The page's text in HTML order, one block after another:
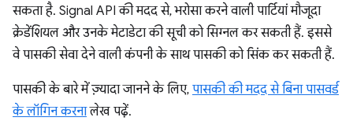
सकता है. Signal API की मदद से, भरोसा करने वाली पार्टियां मौजूदा
क्रेडेंशियल और उनके मेटाडेटा की सूची को सिग्नल कर सकती हैं. इससे
वे पासकी सेवा देने वाली कंपनी के साथ पासकी को सिंक कर सकती हैं.
पासकी के बारे में ज़्यादा जानने के लिए, पासकी की मदद से बिना पासवर्ड
के लॉगिन करनालेख पढ़ें.